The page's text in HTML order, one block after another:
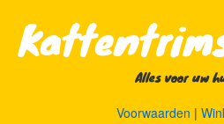
Alles voor uw
Voorwaarden |